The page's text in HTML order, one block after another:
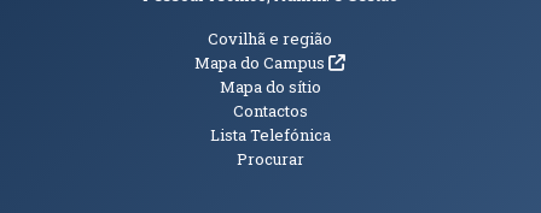
Informações Adicionais
Covilhã e região
Mapa do Campus(abre em nova janela)
Mapa do sítio
Contactos
Lista Telefónica
Procurar